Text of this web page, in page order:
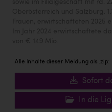
Alle Inhalte dieser Meldung als .zip:
Sofort
In die